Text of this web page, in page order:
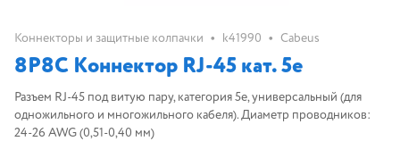
Коннекторы и защитные колпачки • k41990 • Cabeus
8P8C Коннектор RJ-45 кат. 5e
Разъем RJ-45 под витую пару, категория 5e, универсальный (для
одножильного и многожильного кабеля). Диаметр проводников:
24-26 AWG (0,51-0,40 мм)